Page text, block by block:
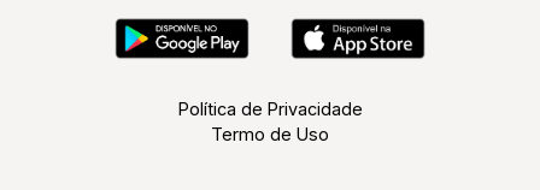
Política de Privacidade
Termo de Uso